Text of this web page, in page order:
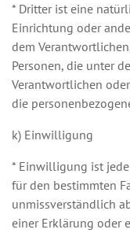
* Dritter ist eine
Einrichtung oder
dem
Personen, die unter
Verantwortlichen
die
k) Einwilligung
* Einwilligung ist
für den bestimmten
unmissverständlich
einer Erklärung oder